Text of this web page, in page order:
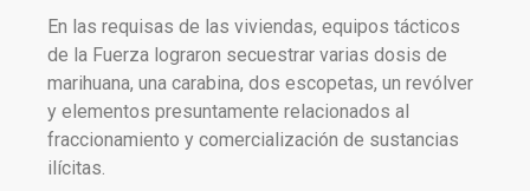
En las requisas de las viviendas, equipos tácticos
de la Fuerza lograron secuestrar varias dosis de
marihuana, una carabina, dos escopetas, un revólver
y elementos presuntamente relacionados al
fraccionamiento y comercialización de sustancias
ilícitas.